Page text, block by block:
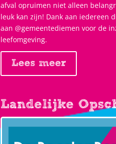
afval opruimen niet alleen
leuk kan zijn! Dank aan iedereen
aan @gemeentediemen voor de
leefomgeving.
Lees meer
Landelijke